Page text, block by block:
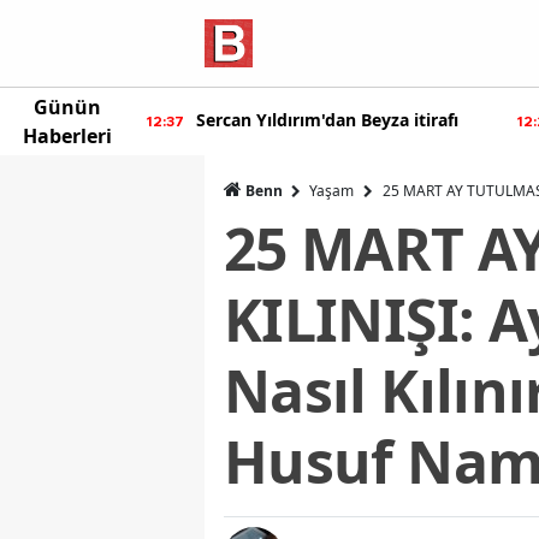
Günün
Haberleri
yeni 12:37 Sercan Yıldırım'dan Beyza itirafı
Benn Yaşam 25 MART AY
25 MART
KILINIŞI:
Nasıl
Husuf